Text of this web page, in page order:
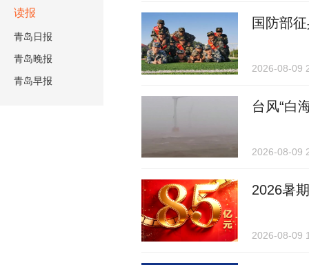
读报
青岛日报
青岛晚报
青岛早报
国防部
2026-08-09
台风“白
2026-08-09
2026暑
2026-08-09